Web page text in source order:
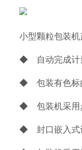
小型颗粒包装
◆ 自动完成计
◆ 包装有色标
◆ 包装机采用
◆ 封口嵌入式